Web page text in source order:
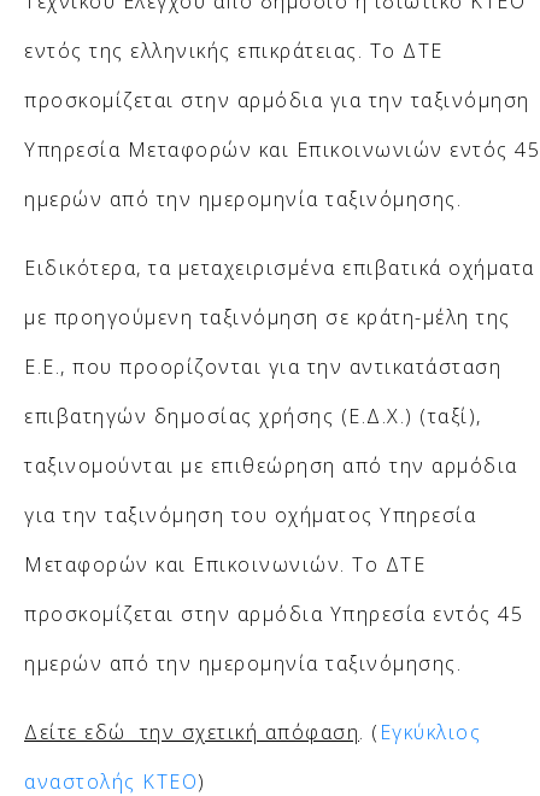
εντός της ελληνικής επικράτειας. Το ΔΤΕ
προσκομίζεται στην αρμόδια για την ταξινόμηση
Υπηρεσία Μεταφορών και Επικοινωνιών εντός 45
ημερών από την ημερομηνία ταξινόμησης.
Ειδικότερα, τα μεταχειρισμένα επιβατικά οχήματα
με προηγούμενη ταξινόμηση σε κράτη-μέλη της
Ε.Ε., που προορίζονται για την αντικατάσταση
επιβατηγών δημοσίας χρήσης (Ε.Δ.Χ.) (ταξί),
ταξινομούνται με επιθεώρηση από την αρμόδια
για την ταξινόμηση του οχήματος Υπηρεσία
Μεταφορών και Επικοινωνιών. Το ΔΤΕ
προσκομίζεται στην αρμόδια Υπηρεσία εντός 45
ημερών από την ημερομηνία ταξινόμησης.
Δείτε εδώ την σχετική απόφαση. ( Εγκύκλιος
αναστολής ΚΤΕΟ)